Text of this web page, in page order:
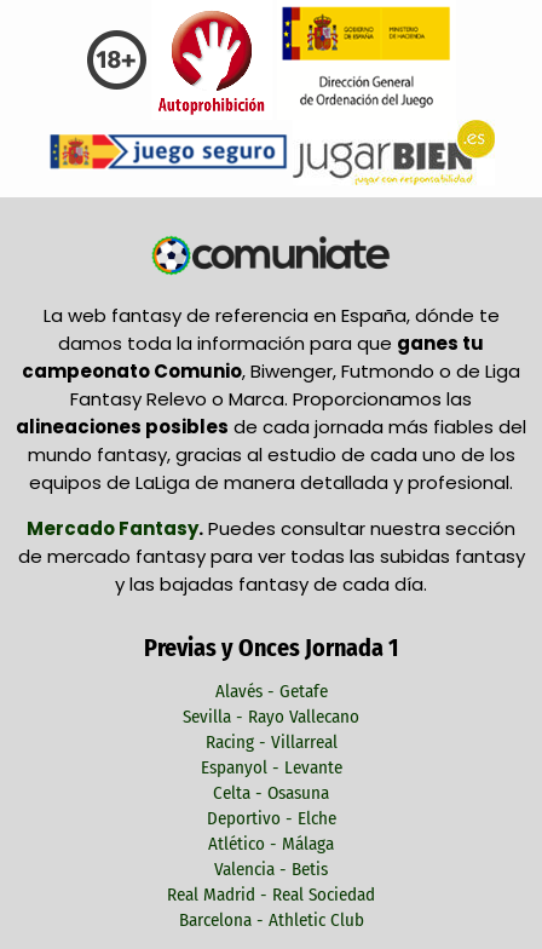
La web fantasy de referencia en España, dónde te
damos toda la información para que ganes tu
campeonato Comunio, Biwenger, Futmondo o de Liga
Fantasy Relevo o Marca. Proporcionamos las
alineaciones posibles de cada jornada más fiables del
mundo fantasy, gracias al estudio de cada uno de los
equipos de LaLiga de manera detallada y profesional.
Mercado Fantasy.Puedes consultar nuestra sección
de mercado fantasy para ver todas las subidas fantasy
y las bajadas fantasy de cada día.
Previas y Onces Jornada 1
Alavés - Getafe
Sevilla - Rayo Vallecano
Racing - Villarreal
Espanyol - Levante
Celta - Osasuna
Deportivo - Elche
Atlético - Málaga
Valencia - Betis
Real Madrid - Real Sociedad
Barcelona - Athletic Club